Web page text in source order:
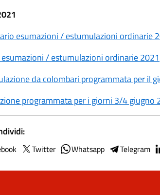
esumazioni / estumulazioni ordinarie
/ estumulazioni ordinarie 2021
da colombari programmata per il
programmata per i giorni 3/4 giugno
Twitter Whatsapp Telegram